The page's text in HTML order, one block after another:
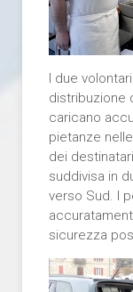
I due
distribuzione
caricano
pietanze
dei
suddivisa in
verso Sud. I
sicurezza